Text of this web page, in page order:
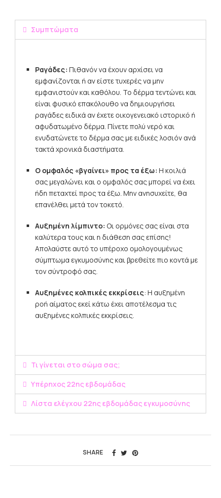
Συμπτώματα
Ραγάδες: Πιθανόν να έχουν αρχίσει να
εμφανίζονται ή αν είστε τυχερές να μην
εμφανιστούν και καθόλου. Το δέρμα τεντώνει και
είναι φυσικό επακόλουθο να δημιουργήσει
ραγάδες ειδικά αν έχετε οικογενειακό ιστορικό ή
αφυδατωμένο δέρμα. Πίνετε πολύ νερό και
ενυδατώνετε το δέρμα σας με ειδικές λοσιόν ανά
τακτά χρονικά διαστήματα.
Ο ομφαλός «βγαίνει» προς τα έξω: Η κοιλιά
σας μεγαλώνει και ο ομφαλός σας μπορεί να έχει
ήδη πεταχτεί προς τα έξω. Μην ανησυχείτε, θα
επανέλθει μετά τον τοκετό.
Αυξημένη λίμπιντο: Οι ορμόνες σας είναι στα
καλύτερα τους και η διάθεση σας επίσης!
Απολαύστε αυτό το υπέροχο ομολογουμένως
σύμπτωμα εγκυμοσύνης και βρεθείτε πιο κοντά με
τον σύντροφό σας.
Αυξημένες κολπικές εκκρίσεις: Η αυξημένη
ροή αίματος εκεί κάτω έχει αποτέλεσμα τις
αυξημένες κολπικές εκκρίσεις.
Τι γίνεται στο σώμα σας;
Υπέρηχος 22ης εβδομάδας
Λίστα ελέγχου 22ης εβδομάδας εγκυμοσύνης
SHARE